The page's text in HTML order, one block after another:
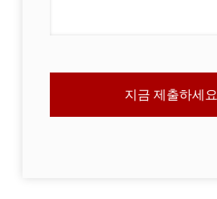
지금 제출하세요